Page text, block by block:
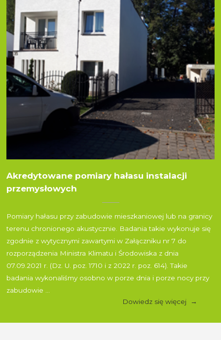
Akredytowane pomiary hałasu instalacji
przemysłowych
Pomiary hałasu przy zabudowie mieszkaniowej lub na granicy
terenu chronionego akustycznie. Badania takie wykonuje się
zgodnie z wytycznymi zawartymi w Załączniku nr 7 do
rozporządzenia Ministra Klimatu i Środowiska z dnia
07.09.2021 r. (Dz. U. poz. 1710 i z 2022 r. poz. 614). Takie
badania wykonaliśmy osobno w porze dnia i porze nocy przy
zabudowie ...
Dowiedz się więcej